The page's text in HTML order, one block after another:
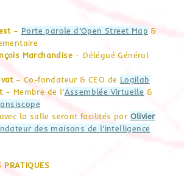
– Porte parole d’Open Street Map &
Marchandise – Délégué Général
– Co-fondateur & CEO de Logilab
– Membre de l’Assemblée Virtuelle &
la salle seront facilités par Olivier
des maisons de l’intelligence
PRATIQUES